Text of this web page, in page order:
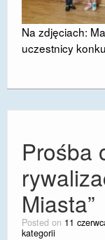
Na zdjęciach:
uczestnicy
Prośba
Miasta”
Posted on 11
kategorii